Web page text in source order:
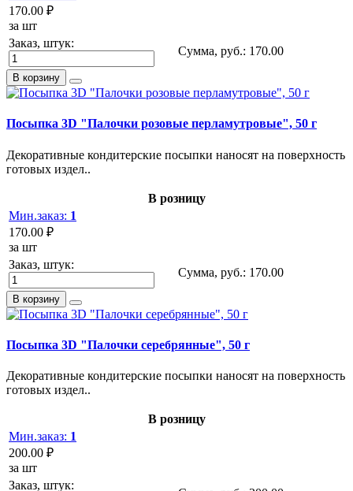
170.00 ₽
за шт
Заказ, штук:
Сумма, руб.: 170.00
В корзину
Посыпка 3D "Палочки розовые перламутровые", 50 г
Декоративные кондитерские посыпки наносят на поверхность
готовых издел..
В розницу
Мин.заказ: 1
170.00 ₽
за шт
Заказ, штук:
Сумма, руб.: 170.00
В корзину
Посыпка 3D "Палочки серебрянные", 50 г
Декоративные кондитерские посыпки наносят на поверхность
готовых издел..
В розницу
Мин.заказ: 1
200.00 ₽
за шт
Заказ, штук: